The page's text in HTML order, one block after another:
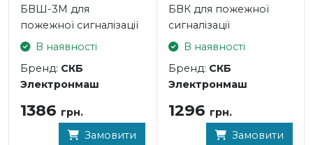
БВШ-3М для
пожежної сигналізації
В наявності
Бренд: СКБ
Электронмаш
1386 грн.
Замовити
БВК для пожежної
сигналізації
В наявності
Бренд: СКБ
Электронмаш
1296 грн.
Замовити